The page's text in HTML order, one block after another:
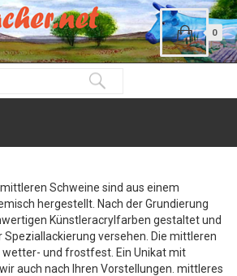
0
mittleren Schweine sind aus einem
hergestellt. Nach der Grundierung
Künstleracrylfarben gestaltet und
versehen. Die mittleren
und frostfest. Ein Unikat mit
auch nach Ihren Vorstellungen. mittleres